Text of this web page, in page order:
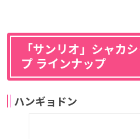
「サンリオ」シャカ
プ ラインナップ
ハンギョドン